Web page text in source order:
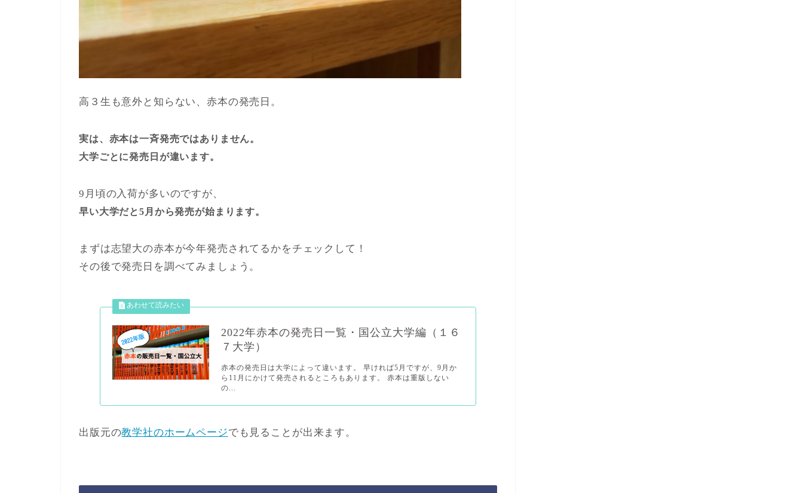
高３生も意外と知らない、赤本の発売日。
実は、赤本は一斉発売ではありません。
大学ごとに発売日が違います。
9月頃の入荷が多いのですが、
早い大学だと5月から発売が始まります。
まずは志望大の赤本が今年発売されてるかをチェックして！
その後で発売日を調べてみましょう。
2022年赤本の発売日一覧・国公立大学編（１６
７大学）
赤本の発売日は大学によって違います。 早ければ5月ですが、9月か
ら11月にかけて発売されるところもあります。 赤本は重版しない
の...
出版元の教学社のホームページでも見ることが出来ます。